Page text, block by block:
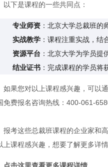
以下是课程的一些共同点：
专业师资：北京大学总裁班的
实战教学：课程注重实战，结
资源平台 ：北京大学为学员提
结业证书：完成课程的学员将
如果您对以上课程感兴趣，可以
免费报名咨询热线：400-061-
报考这些总裁班课程的企业家和
上课程感兴趣，想要了解更多详